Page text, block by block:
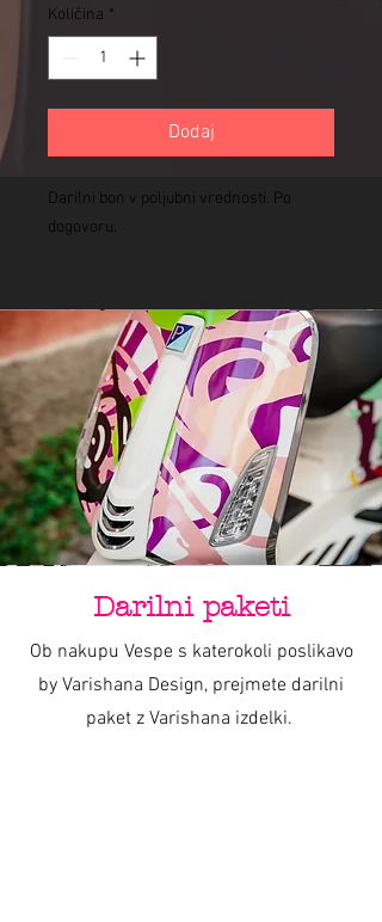
Količina *
Dodaj
Darilni bon v poljubni vrednosti. Po
dogovoru.
Darilni paketi
Ob nakupu Vespe s katerokoli poslikavo
by Varishana Design, prejmete darilni
paket z Varishana izdelki.